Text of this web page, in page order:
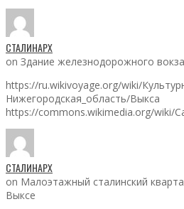
СТАЛИНАРХ
on Здание железнодорожного
https://ru.wikivoyage.org/wiki/
Нижегородская_область/Выкса
https://commons.wikimedia.org/wiki/
СТАЛИНАРХ
on Малоэтажный сталинский
Выксе